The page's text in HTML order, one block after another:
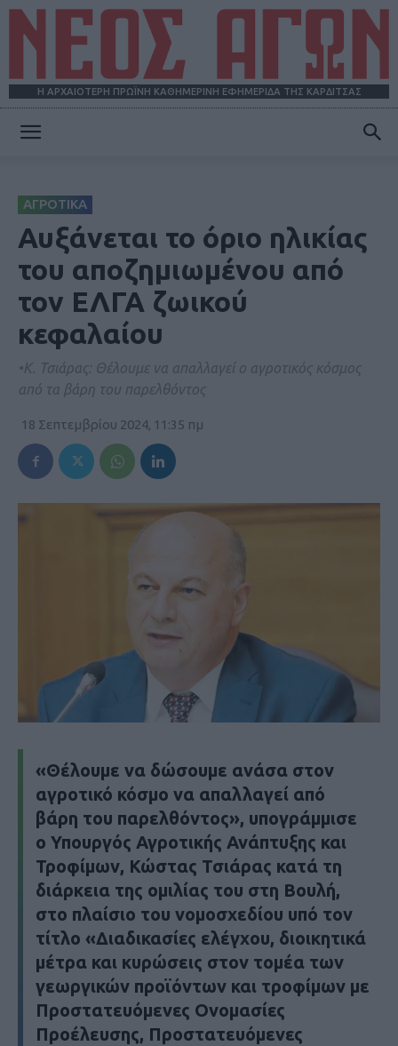
Η ΑΡΧΑΙΟΤΕΡΗ ΠΡΩΪΝΗ ΚΑΘΗΜΕΡΙΝΗ ΕΦΗΜΕΡΙΔΑ ΤΗΣ ΚΑΡΔΙΤΣΑΣ
ΑΓΡΟΤΙΚΑ
Αυξάνεται το όριο ηλικίας
του αποζημιωμένου από
τον ΕΛΓΑ ζωικού
κεφαλαίου
•Κ. Τσιάρας: Θέλουμε να απαλλαγεί ο αγροτικός κόσμος
από τα βάρη του παρελθόντος
18 Σεπτεμβρίου 2024, 11:35 πμ
«Θέλουμε να δώσουμε ανάσα στον
αγροτικό κόσμο να απαλλαγεί από
βάρη του παρελθόντος», υπογράμμισε
ο Υπουργός Αγροτικής Ανάπτυξης και
Τροφίμων, Κώστας Τσιάρας κατά τη
διάρκεια της ομιλίας του στη Βουλή,
στο πλαίσιο του νομοσχεδίου υπό τον
τίτλο «Διαδικασίες ελέγχου, διοικητικά
μέτρα και κυρώσεις στον τομέα των
γεωργικών προϊόντων και τροφίμων με
Προστατευόμενες Ονομασίες
Προέλευσης, Προστατευόμενες